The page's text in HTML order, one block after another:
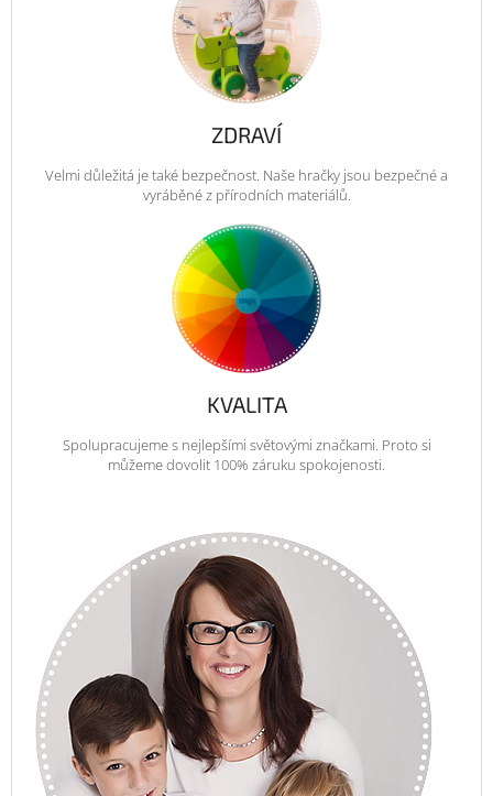
ZDRAVÍ
Velmi důležitá je také bezpečnost. Naše hračky jsou bezpečné a
vyráběné z přírodních materiálů.
KVALITA
Spolupracujeme s nejlepšími světovými značkami. Proto si
můžeme dovolit 100% záruku spokojenosti.